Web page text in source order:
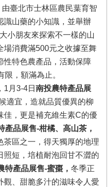
臺北市士林區農民葉育智
識山藥的小知識，並舉辦
小朋友來探索不一樣的山
場消費滿500元之收據至舞
性特色農產品，活動保障
，額滿為止。
1月3-4日 南投農特產品展
適宜，造就品質優異的柳
佳，更是補充維生素C的優
產品展售-柑橘、高山茶，
茶區之一，得天獨厚的地理
照短，培植耐泡回甘不澀的
特產品展售-蜜棗， 冬季正
觀、甜脆多汁的滋味令人愛